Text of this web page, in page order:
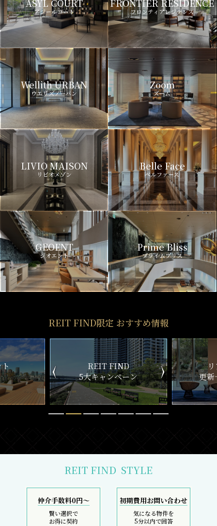
ASYL COURT
アジールコート
FRONTIER RESIDENCE
フロンティアレジデンス
Wellith URBAN
ウエリスアーバン
Zoom
ズーム
LIVIO MAISON
リビオメゾン
Belle Face
ベルファース
GEOENT
ジオエント
Prime Bliss
プライムブリス
REIT FIND限定 おすすめ情報
ン
リアルタイム
更新一覧チェック
新
REIT FIND STYLE
仲介手数料0円～
賢い選択で
お得に契約
初期費用お問い合わせ
気になる物件を
5分以内で回答